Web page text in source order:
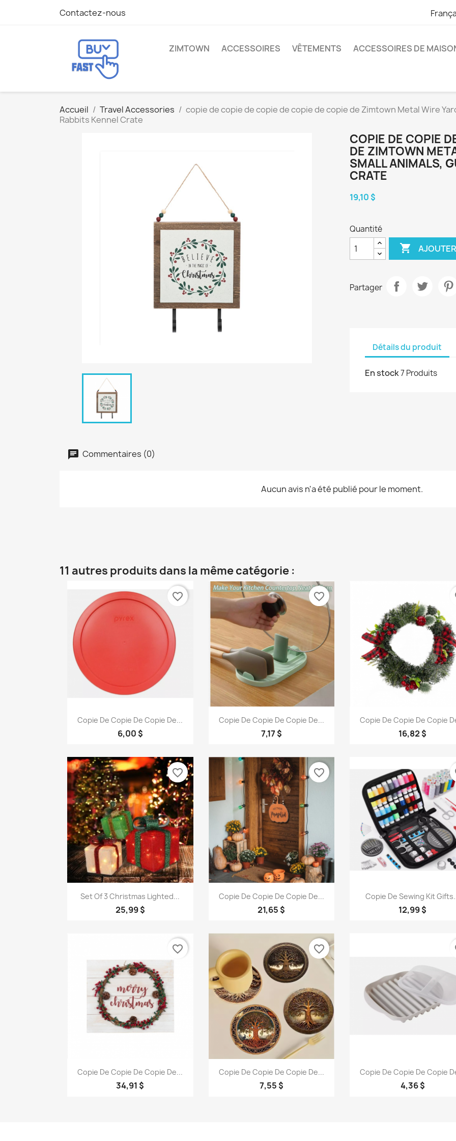
Contactez-nous
ZIMTOWN ACCESSOIRES VÊTEMENTS ACCESSOIRES DE
Accueil Travel Accessories
copie de copie de copie de copie de copie de Zimtown Metal Wire
Rabbits Kennel Crate
COPIE DE COPIE
DE ZIMTOWN
SMALL ANIMALS,
CRATE
19,10 $
Quantité

Partager
Détails du produit
En stock7 Produits
Commentaires (0)
Aucun avis n'a été publié pour le moment.
11 autres produits dans la même catégorie :
Aperçu rapide
Copie De Copie De Copie De...
6,00 $
favorite_border
Aperçu rapide
Copie De Copie De Copie De...
7,17 $
favorite_border
Aperçu rapide
Copie De Copie De Copie
16,82 $
Aperçu rapide
Set Of 3 Christmas Lighted...
25,99 $
favorite_border
Aperçu rapide
Copie De Copie De Copie De...
21,65 $
favorite_border
Aperçu rapide
Copie De Sewing Kit
12,99 $
Aperçu rapide
Copie De Copie De Copie De...
34,91 $
favorite_border
Aperçu rapide
Copie De Copie De Copie De...
7,55 $
favorite_border
Aperçu rapide
Copie De Copie De Copie
4,36 $